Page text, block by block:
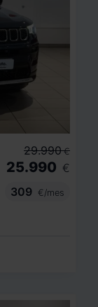
29.990 €
25.990 €
309
€/mes